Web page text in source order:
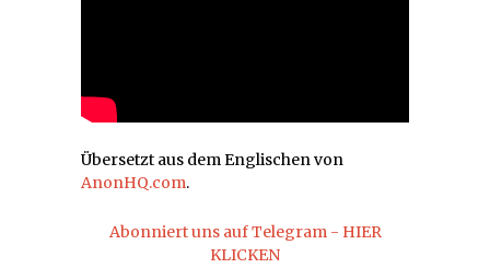
Übersetzt aus dem Englischen von
AnonHQ.com.
Abonniert uns auf Telegram - HIER
KLICKEN